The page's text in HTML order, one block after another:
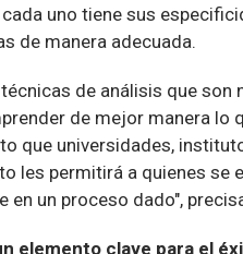
uno tiene sus
de manera adecuada.
de análisis que
de mejor manera lo
que universidades,
les permitirá a quienes se
en un proceso dado",
elemento clave para el